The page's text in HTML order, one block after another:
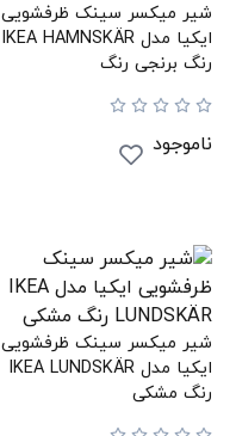
شیر میکسر سینک ظرفشویی
ایکیا مدل IKEA HAMNSKÄR
رنگ برنجی رنگ
ناموجود
شیر میکسر سینک ظرفشویی
ایکیا مدل IKEA LUNDSKÄR
رنگ مشکی